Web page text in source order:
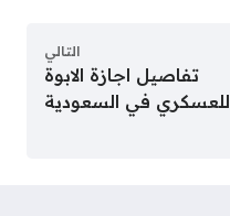
التالي
تفاصيل اجازة الابوة
للعسكري في السعودية